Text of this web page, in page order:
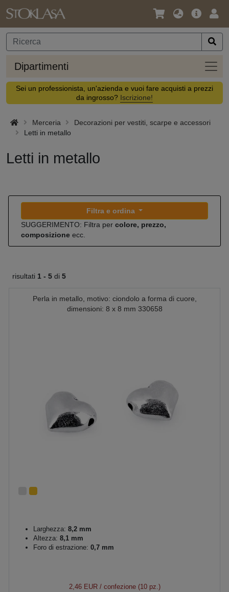
Lingua
Valuta
Offerta
Dipartimenti
Sei un professionista, un'azienda e vuoi fare acquisti a prezzi
da ingrosso? Iscrizione!
Merceria
Decorazioni per vestiti, scarpe e accessori
Letti in metallo
Letti in metallo
Filtra e ordina
SUGGERIMENTO: Filtra per colore, prezzo,
composizione ecc.
risultati 1 - 5 di 5
Perla in metallo, motivo: ciondolo a forma di cuore,
dimensioni: 8 x 8 mm 330658
Larghezza: 8,2 mm
Altezza: 8,1 mm
Foro di estrazione: 0,7 mm
2,46 EUR/ confezione (10 pz.)